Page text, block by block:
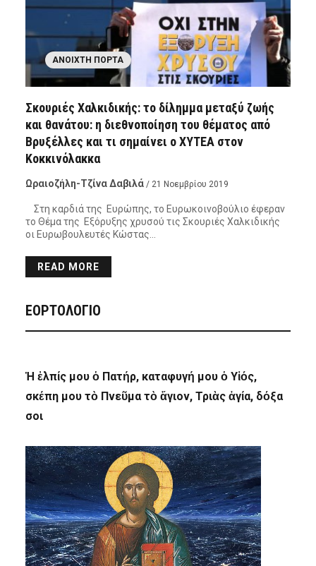
ΑΝΟΙΧΤΉ ΠΌΡΤΑ
Σκουριές Χαλκιδικής: το δίλημμα μεταξύ ζωής
και θανάτου: η διεθνοποίηση του θέματος από
Βρυξέλλες και τι σημαίνει ο ΧΥΤΕΑ στον
Κοκκινόλακκα
Ωραιοζήλη-Τζίνα Δαβιλά / 21 Νοεμβρίου 2019
Στη καρδιά της Ευρώπης, το Ευρωκοινοβούλιο έφεραν
το Θέμα της Εξόρυξης χρυσού τις Σκουριές Χαλκιδικής
οι Ευρωβουλευτές Κώστας…
READ MORE
ΕΟΡΤΟΛΟΓΙΟ
Ἡ ἐλπίς μου ὁ Πατήρ, καταφυγή μου ὁ Υἱός,
σκέπη μου τὸ Πνεῦμα τὸ ἅγιον, Τριὰς ἁγία, δόξα
σοι